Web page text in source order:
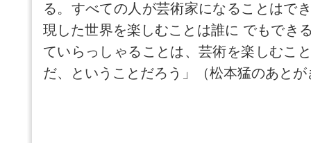
る。すべての人が芸術家になることはで
現した世界を楽しむことは誰に でもでき
ていらっしゃることは、芸術を楽しむこ
だ、ということだろう」（松本猛のあとが